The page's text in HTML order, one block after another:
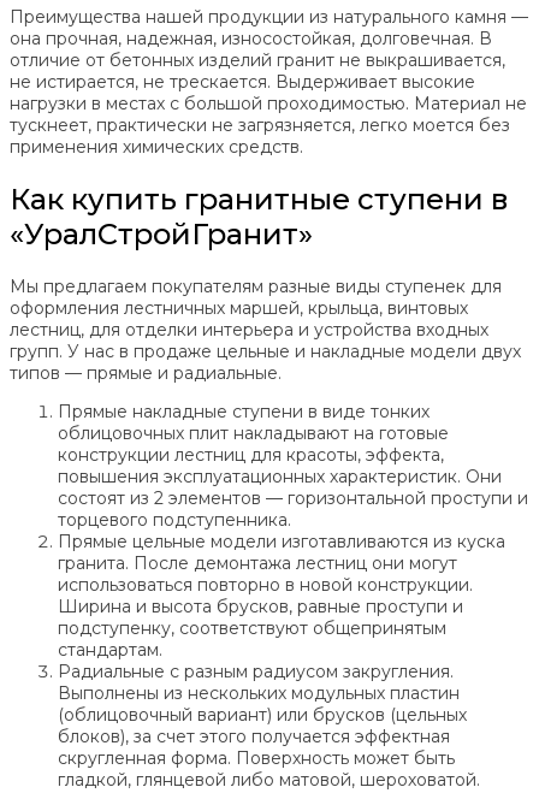
Преимущества нашей продукции из натурального камня —
она прочная, надежная, износостойкая, долговечная. В
отличие от бетонных изделий гранит не выкрашивается,
не истирается, не трескается. Выдерживает высокие
нагрузки в местах с большой проходимостью. Материал не
тускнеет, практически не загрязняется, легко моется без
применения химических средств.
Как купить гранитные ступени в
«УралСтройГранит»
Мы предлагаем покупателям разные виды ступенек для
оформления лестничных маршей, крыльца, винтовых
лестниц, для отделки интерьера и устройства входных
групп. У нас в продаже цельные и накладные модели двух
типов — прямые и радиальные.
Прямые накладные ступени в виде тонких
облицовочных плит накладывают на готовые
конструкции лестниц для красоты, эффекта,
повышения эксплуатационных характеристик. Они
состоят из 2 элементов — горизонтальной проступи и
торцевого подступенника.
Прямые цельные модели изготавливаются из куска
гранита. После демонтажа лестниц они могут
использоваться повторно в новой конструкции.
Ширина и высота брусков, равные проступи и
подступенку, соответствуют общепринятым
стандартам.
Радиальные с разным радиусом закругления.
Выполнены из нескольких модульных пластин
(облицовочный вариант) или брусков (цельных
блоков), за счет этого получается эффектная
скругленная форма. Поверхность может быть
гладкой, глянцевой либо матовой, шероховатой.